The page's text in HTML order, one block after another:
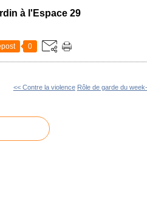
à l'Espace 29
0
<< Contre la violence Rôle de garde du